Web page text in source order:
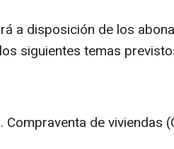
a disposición de los
siguientes temas
Compraventa de viviendas